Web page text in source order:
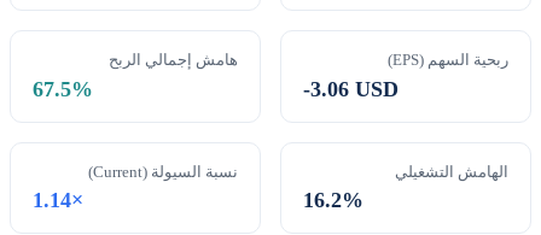
ربحية السهم (EPS)
-3.06 USD
هامش إجمالي الربح
67.5%
الهامش التشغيلي
16.2%
نسبة السيولة (Current)
1.14×